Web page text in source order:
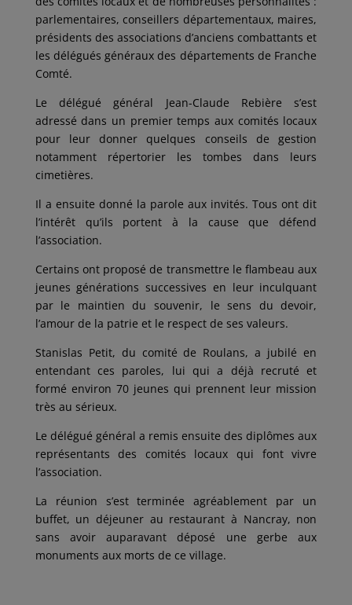
parlementaires, conseillers départementaux, maires,
présidents des associations d’anciens combattants et
les délégués généraux des départements de Franche
Comté.
Le délégué général Jean-Claude Rebière s’est
adressé dans un premier temps aux comités locaux
pour leur donner quelques conseils de gestion
notamment répertorier les tombes dans leurs
cimetières.
Il a ensuite donné la parole aux invités. Tous ont dit
l’intérêt qu’ils portent à la cause que défend
l’association.
Certains ont proposé de transmettre le flambeau aux
jeunes générations successives en leur inculquant
par le maintien du souvenir, le sens du devoir,
l’amour de la patrie et le respect de ses valeurs.
Stanislas Petit, du comité de Roulans, a jubilé en
entendant ces paroles, lui qui a déjà recruté et
formé environ 70 jeunes qui prennent leur mission
très au sérieux.
Le délégué général a remis ensuite des diplômes aux
représentants des comités locaux qui font vivre
l’association.
La réunion s’est terminée agréablement par un
buffet, un déjeuner au restaurant à Nancray, non
sans avoir auparavant déposé une gerbe aux
monuments aux morts de ce village.